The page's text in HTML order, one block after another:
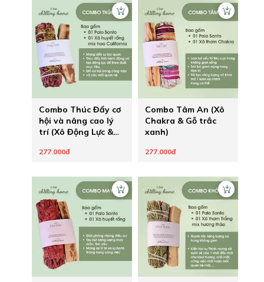
Combo Thúc Đẩy cơ
hội và nâng cao lý
trí (Xô Động Lực &
277.000đ
Combo Tâm An (Xô
Chakra & Gỗ trắc
xanh)
277.000đ